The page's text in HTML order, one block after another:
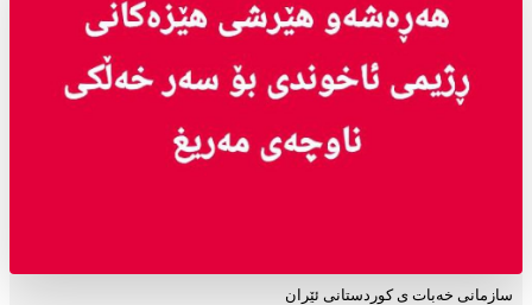
سازمانی خەبات ی کوردستانی ئێران